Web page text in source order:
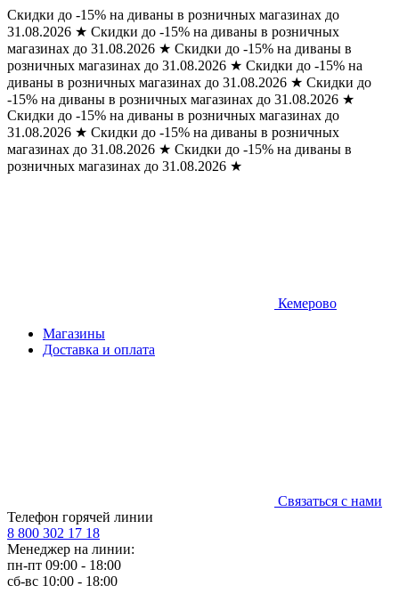
Скидки до -15% на диваны в розничных магазинах до
31.08.2026 ★ Скидки до -15% на диваны в розничных
магазинах до 31.08.2026 ★ Скидки до -15% на диваны в
розничных магазинах до 31.08.2026 ★ Скидки до -15% на
диваны в розничных магазинах до 31.08.2026 ★ Скидки до
-15% на диваны в розничных магазинах до 31.08.2026 ★
Скидки до -15% на диваны в розничных магазинах до
31.08.2026 ★ Скидки до -15% на диваны в розничных
магазинах до 31.08.2026 ★ Скидки до -15% на диваны в
розничных магазинах до 31.08.2026 ★
Кемерово
Магазины
Доставка и оплата
Связаться с нами
Телефон горячей линии
8 800 302 17 18
Менеджер на линии:
пн-пт 09:00 - 18:00
сб-вс 10:00 - 18:00